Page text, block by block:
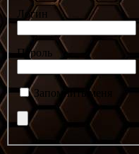
Логин
Пароль
Запомнить меня